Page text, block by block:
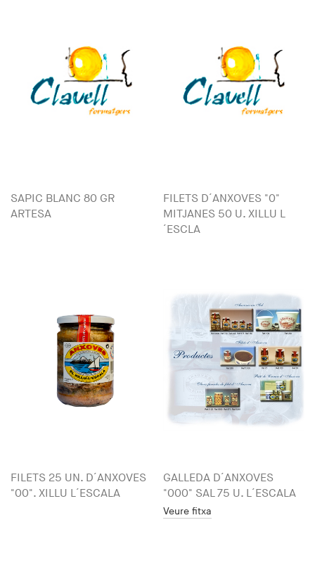
SAPIC BLANC 80 GR
ARTESA
FILETS D´ANXOVES "0"
MITJANES 50 U. XILLU L
´ESCLA
FILETS 25 UN. D´ANXOVES
"00". XILLU L´ESCALA
GALLEDA D´ANXOVES
"000" SAL 75 U. L´ESCALA
Veure fitxa